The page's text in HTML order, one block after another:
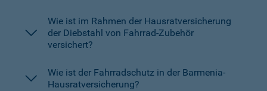
Wie ist im Rahmen der Hausratversicherung
der Diebstahl von Fahrrad-Zubehör
versichert?
Wie ist der Fahrradschutz in der Barmenia-
Hausratversicherung?